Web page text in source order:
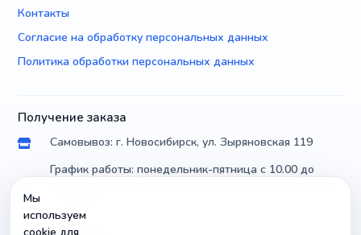
Контакты
Согласие на обработку персональных данных
Политика обработки персональных данных
Получение заказа
Самовывоз: г. Новосибирск, ул. Зыряновская 119
График работы: понедельник-пятница с 10.00 до
Доставка по России почтой и транспортными
Мы
используем